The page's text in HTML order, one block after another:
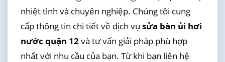
nhiệt tình và chuyên nghiệp. Chúng tôi cung
cấp thông tin chi tiết về dịch vụ sửa bàn ủi hơi
nước quận 12và tư vấn giải pháp phù hợp
nhất với nhu cầu của bạn. Từ khi bạn liên hệ